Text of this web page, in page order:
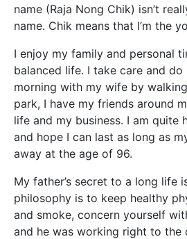
name (Raja Nong Chik) isn’t
name. Chik means that I’m the
I enjoy my family and personal
balanced life. I take care and
morning with my wife by
park, I have my friends around
life and my business. I am quite
and hope I can last as long as
away at the age of 96.
My father’s secret to a long life
philosophy is to keep healthy
and smoke, concern yourself
and he was working right to the